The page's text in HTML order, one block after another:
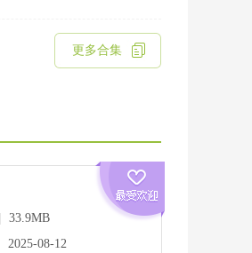
更多合集
33.9MB
2025-08-12